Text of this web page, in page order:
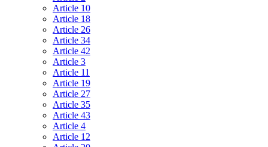
Article 10
Article 18
Article 26
Article 34
Article 42
Article 3
Article 11
Article 19
Article 27
Article 35
Article 43
Article 4
Article 12